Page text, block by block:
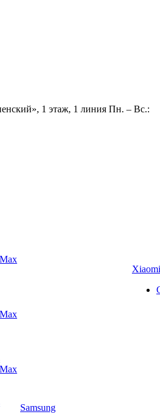
1 этаж, 1 линия Пн. – Вс.:
Samsung
Xiaomi